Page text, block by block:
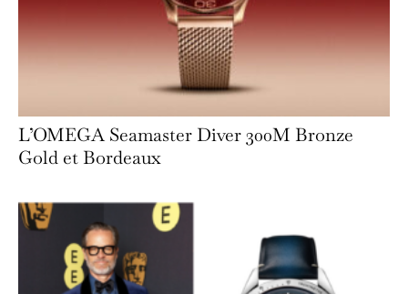
L’OMEGA Seamaster Diver 300M Bronze
Gold et Bordeaux